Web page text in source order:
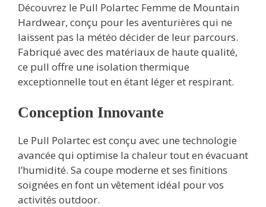
Découvrez le Pull Polartec Femme de Mountain
Hardwear, conçu pour les aventurières qui ne
laissent pas la météo décider de leur parcours.
Fabriqué avec des matériaux de haute qualité,
ce pull offre une isolation thermique
exceptionnelle tout en étant léger et respirant.
Conception Innovante
Le Pull Polartec est conçu avec une technologie
avancée qui optimise la chaleur tout en évacuant
l’humidité. Sa coupe moderne et ses finitions
soignées en font un vêtement idéal pour vos
activités outdoor.